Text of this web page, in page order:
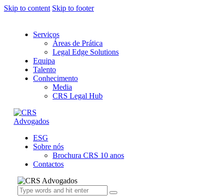
Skip to content Skip to footer
Serviços
Áreas de Prática
Legal Edge Solutions
Equipa
Talento
Conhecimento
Media
CRS Legal Hub
ESG
Sobre nós
Brochura CRS 10 anos
Contactos